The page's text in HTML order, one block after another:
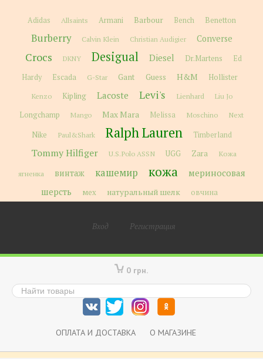
Adidas Allsaints Armani Barbour Bench Benetton
Burberry Calvin Klein Christian Audigier Converse
Crocs DKNY Desigual Diesel Dr.Martens
Ed
Hardy
Escada G-Star Gant Guess H&M Hollister
Kenzo Kipling Lacoste Levi's Lienhard Liu Jo
Longchamp Mango Max Mara Melissa Moschino
Next
Nike
Paul&Shark Ralph Lauren Timberland
Tommy Hilfiger U.S.Polo ASSN UGG Zara
Кожа
ягненка
винтаж кашемир кожа
мериносовая
шерсть
мех натуральный шелк овчина
Вход Регистрация
0 грн.
ОПЛАТА И ДОСТАВКА О МАГАЗИНЕ